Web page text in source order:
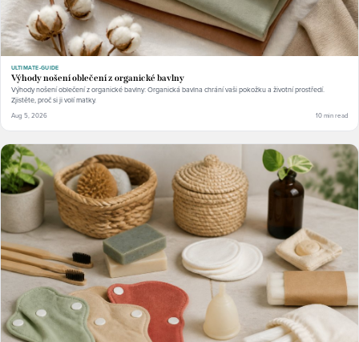
ULTIMATE-GUIDE
Výhody nošení oblečení z organické bavlny
Výhody nošení oblečení z organické bavlny: Organická bavlna chrání vaši pokožku a životní prostředí.
Zjistěte, proč si ji volí matky.
Aug 5, 2026 10 min read